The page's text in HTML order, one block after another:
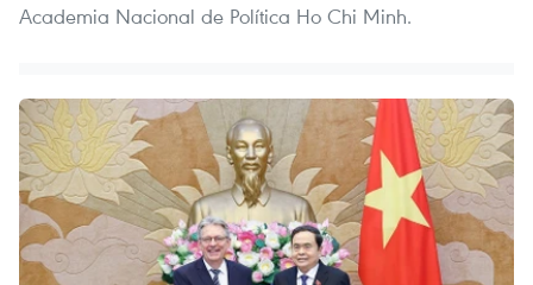
Academia Nacional de Política Ho Chi Minh.